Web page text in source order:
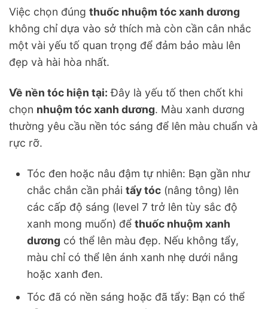
Việc chọn đúng thuốc nhuộm tóc xanh dương
không chỉ dựa vào sở thích mà còn cần cân nhắc
một vài yếu tố quan trọng để đảm bảo màu lên
đẹp và hài hòa nhất.
Về nền tóc hiện tại: Đây là yếu tố then chốt khi
chọn nhuộm tóc xanh dương. Màu xanh dương
thường yêu cầu nền tóc sáng để lên màu chuẩn và
rực rỡ.
Tóc đen hoặc nâu đậm tự nhiên: Bạn gần như
chắc chắn cần phải tẩy tóc (nâng tông) lên
các cấp độ sáng (level 7 trở lên tùy sắc độ
xanh mong muốn) để thuốc nhuộm xanh
dương có thể lên màu đẹp. Nếu không tẩy,
màu chỉ có thể lên ánh xanh nhẹ dưới nắng
hoặc xanh đen.
Tóc đã có nền sáng hoặc đã tẩy: Bạn có thể